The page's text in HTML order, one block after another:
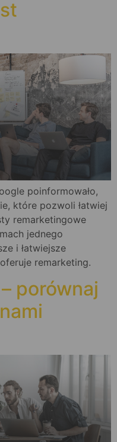
poinformowało,
które pozwoli łatwiej
remarketingowe
jednego
i łatwiejsze
remarketing.
porównaj